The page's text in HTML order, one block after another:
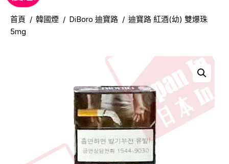
首頁 韓國煙 DiBoro 迪寶路
迪寶路 紅酒(幼) 雙爆珠
5mg